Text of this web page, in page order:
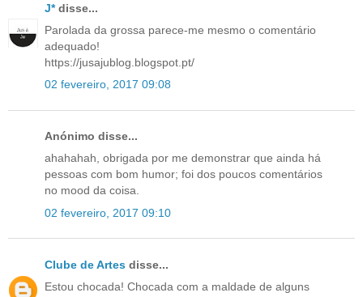
J*disse...
Parolada da grossa parece-me mesmo o comentário
adequado!
https://jusajublog.blogspot.pt/
02 fevereiro, 2017 09:08
Anónimo disse...
ahahahah, obrigada por me demonstrar que ainda há
pessoas com bom humor; foi dos poucos comentários
no mood da coisa.
02 fevereiro, 2017 09:10
Clube de Artes disse...
Estou chocada! Chocada com a maldade de alguns